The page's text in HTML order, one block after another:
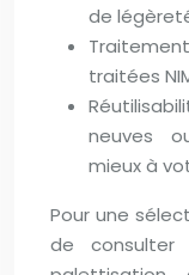
de
traitées
neuves
mieux à
Pour une
de